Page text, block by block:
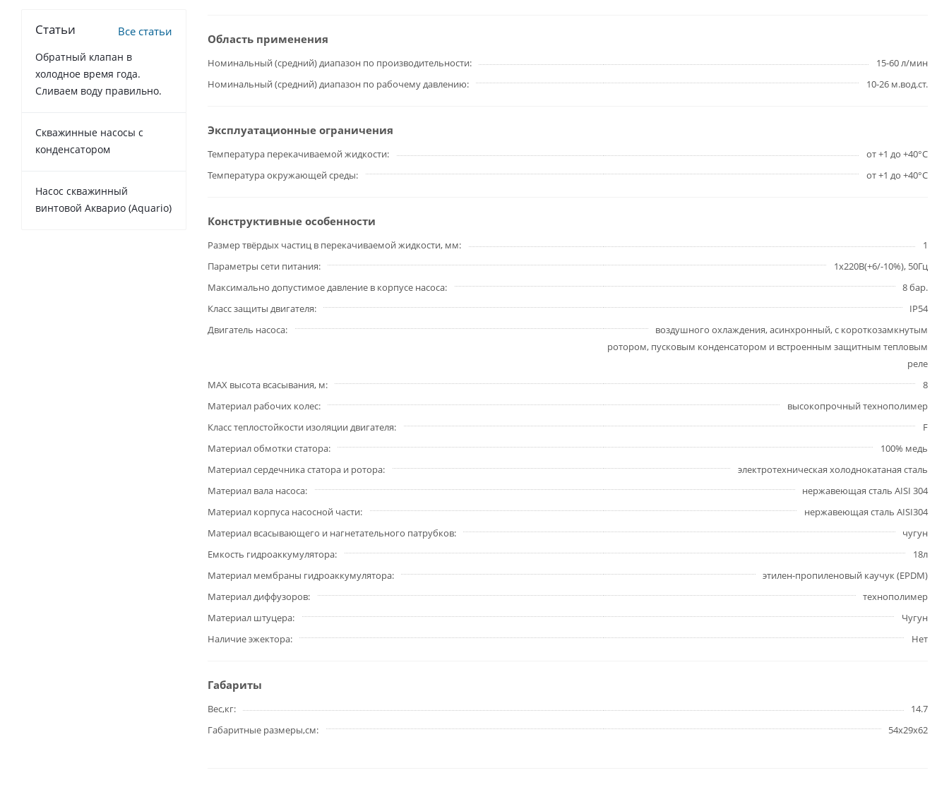
Область применения
Номинальный (средний) диапазон по производительности
15-60 л/мин
Номинальный (средний) диапазон по рабочему давлению
10-26 м.вод.ст.
Эксплуатационные ограничения
Температура перекачиваемой жидкости
от +1 до +40°С
Температура окружающей среды
от +1 до +40°С
Конструктивные особенности
Размер твёрдых частиц в перекачиваемой жидкости, мм
1
Параметры сети питания
1х220В(+6/-10%), 50Гц
Максимально допустимое давление в корпусе насоса
8 бар.
Класс защиты двигателя
IP54
Двигатель насоса
воздушного охлаждения, асинхронный, с короткозамкнутым
ротором, пусковым конденсатором и встроенным защитным тепловым
реле
MAX высота всасывания, м
8
Материал рабочих колес
высокопрочный технополимер
Класс теплостойкости изоляции двигателя
F
Материал обмотки статора
100% медь
Материал сердечника статора и ротора
электротехническая холоднокатаная сталь
Материал вала насоса
нержавеющая сталь AISI 304
Материал корпуса насосной части
нержавеющая сталь AISI304
Материал всасывающего и нагнетательного патрубков
чугун
Емкость гидроаккумулятора
18л
Материал мембраны гидроаккумулятора
этилен-пропиленовый каучук (EPDM)
Материал диффузоров
технополимер
Материал штуцера
Чугун
Наличие эжектора
Нет
Габариты
Вес,кг
14.7
Габаритные размеры,см
54х29х62
Статьи Все статьи
Обратный клапан в
холодное время года.
Сливаем воду правильно.
Cкважинные насосы с
конденсатором
Насос скважинный
винтовой Акварио (Aquario)